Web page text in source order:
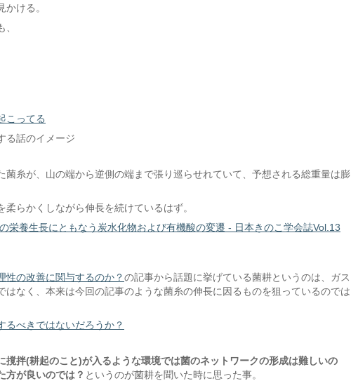
ける。
こってる
る話のイメージ
菌糸が、山の端から逆側の端まで張り巡らせれていて、予想される総重量は膨
らかくしながら伸長を続けているはず。
栄養生長にともなう炭水化物および有機酸の変遷 - 日本きのこ学会誌Vol.13
性の改善に関与するのか？の記事から話題に挙げている菌耕というのは、ガス
はなく、本来は今回の記事のような菌糸の伸長に因るものを狙っているのでは
るべきではないだろうか？
撹拌(耕起のこと)が入るような環境では菌のネットワークの形成は難しいの
方が良いのでは？ というのが菌耕を聞いた時に思った事。